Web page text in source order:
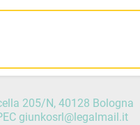
205/N, 40128 Bologna
giunkosrl@legalmail.it